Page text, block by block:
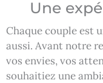
Une
Chaque couple est
aussi. Avant notre
vos envies, vos
souhaitiez une